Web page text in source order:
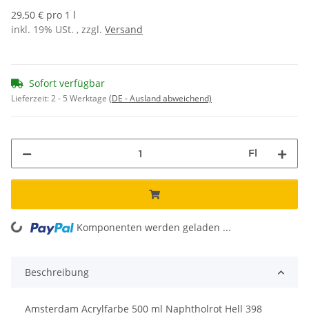
29,50 € pro 1 l
inkl. 19% USt. , zzgl. Versand
Sofort verfügbar
Lieferzeit:2 - 5 Werktage (DE - Ausland abweichend)
Fl
Loading... Komponenten werden geladen ...
Beschreibung
Amsterdam Acrylfarbe 500 ml Naphtholrot Hell 398